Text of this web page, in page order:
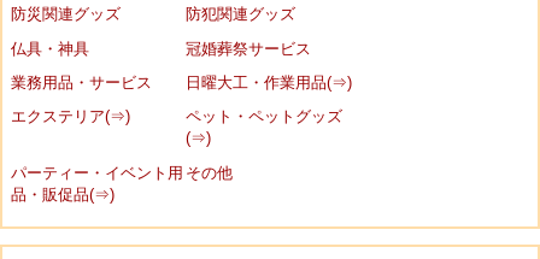
防災関連グッズ
防犯関連グッズ
仏具・神具
冠婚葬祭サービス
業務用品・サービス
日曜大工・作業用品(⇒)
エクステリア(⇒)
ペット・ペットグッズ
(⇒)
パーティー・イベント用
品・販促品(⇒)
その他